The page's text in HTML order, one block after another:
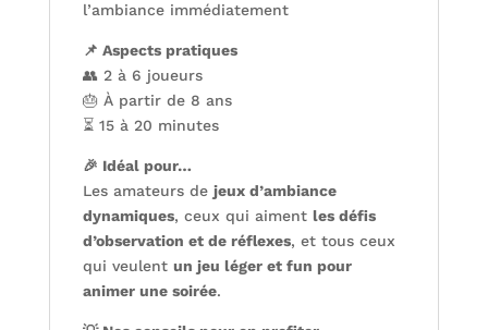
l’ambiance immédiatement
📌 Aspects pratiques
👥 2 à 6 joueurs
🎂 À partir de 8 ans
⏳ 15 à 20 minutes
🎉 Idéal pour…
Les amateurs de jeux d’ambiance
dynamiques, ceux qui aiment les défis
d’observation et de réflexes, et tous ceux
qui veulent un jeu léger et fun pour
animer une soirée.